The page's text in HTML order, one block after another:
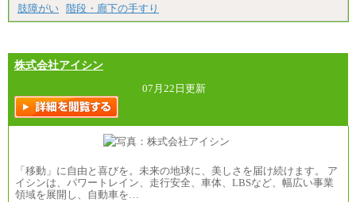
肢障がい 階段・廊下の手すり
株式会社アイシン
07月22日更新
「移動」に自由と喜びを。未来の地球に、美しさを届け続けます。 ア
イシンは、パワートレイン、走行安全、車体、LBSなど、幅広い事業
領域を展開し、自動車を…